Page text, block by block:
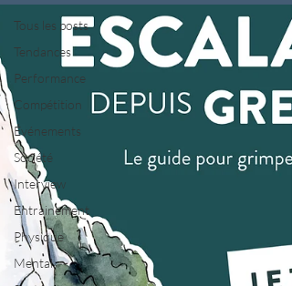
Tous les posts
Tendances
Performance
Compétition
Événements
Société
Interview
Entrainement
Physique
Mental